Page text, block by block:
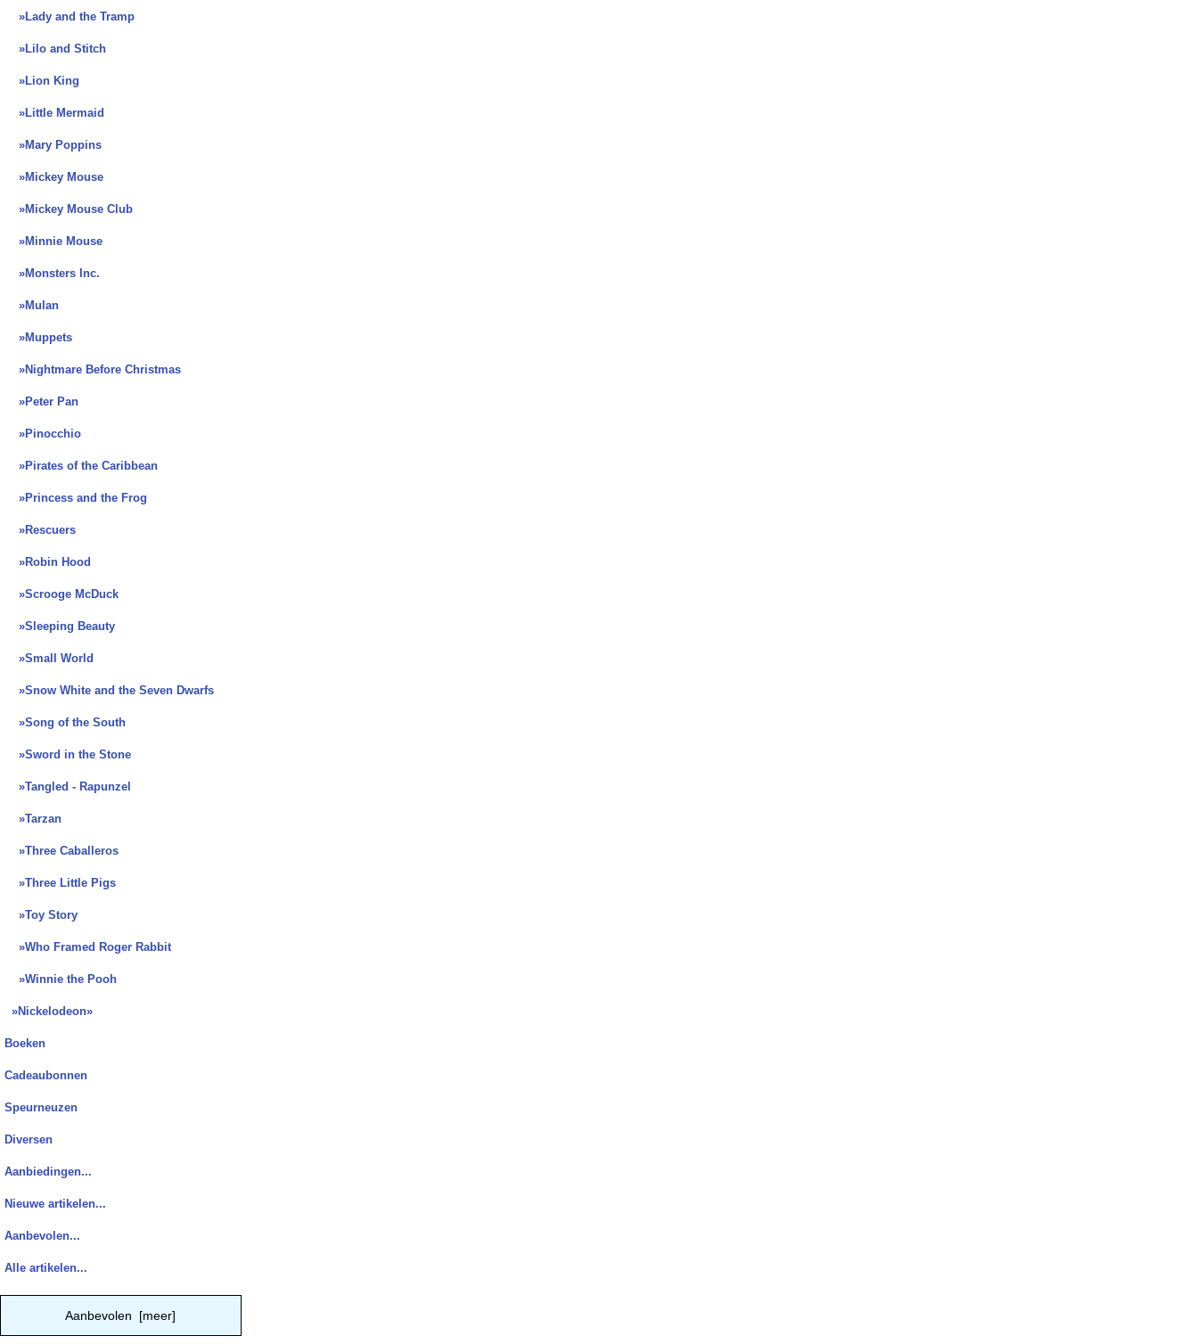
»Lady and the Tramp
»Lilo and Stitch
»Lion King
»Little Mermaid
»Mary Poppins
»Mickey Mouse
»Mickey Mouse Club
»Minnie Mouse
»Monsters Inc.
»Mulan
»Muppets
»Nightmare Before Christmas
»Peter Pan
»Pinocchio
»Pirates of the Caribbean
»Princess and the Frog
»Rescuers
»Robin Hood
»Scrooge McDuck
»Sleeping Beauty
»Small World
»Snow White and the Seven Dwarfs
»Song of the South
»Sword in the Stone
»Tangled - Rapunzel
»Tarzan
»Three Caballeros
»Three Little Pigs
»Toy Story
»Who Framed Roger Rabbit
»Winnie the Pooh
»Nickelodeon»
Boeken
Cadeaubonnen
Speurneuzen
Diversen
Aanbiedingen...
Nieuwe artikelen...
Aanbevolen...
Alle artikelen...
Aanbevolen [meer]